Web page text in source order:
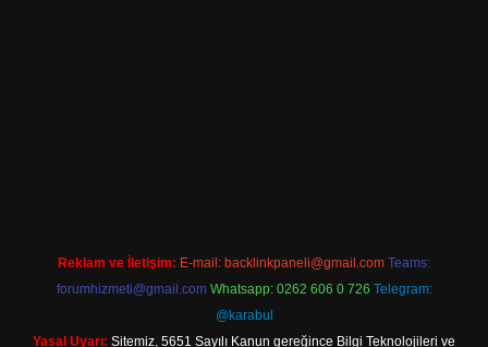
Reklam ve İletişim: E-mail: backlinkpaneli@gmail.com Teams:
forumhizmeti@gmail.com Whatsapp: 0262 606 0 726 Telegram:
@karabul
Yasal Uyarı: Sitemiz, 5651 Sayılı Kanun gereğince Bilgi Teknolojileri ve